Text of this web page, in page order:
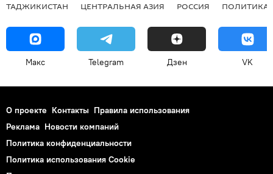
ТАДЖИКИСТАН ЦЕНТРАЛЬНАЯ АЗИЯ РОССИЯ ПОЛИТИКА
Макс Telegram Дзен VK
О проекте Контакты Правила использования
Реклама Новости компаний
Политика конфиденциальности
Политика использования Cookie